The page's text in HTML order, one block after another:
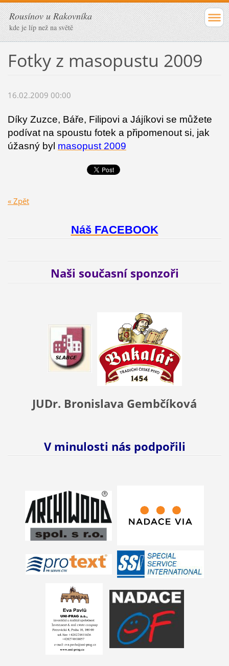
Rousínov u Rakovníka
kde je líp než na světě
Fotky z masopustu 2009
16.02.2009 00:00
Díky Zuzce, Báře, Filipovi a Jájíkovi se můžete
podívat na spoustu fotek a připomenout si, jak
úžasný byl masopust 2009
« Zpět
Náš FACEBOOK
Naši současní sponzoři
JUDr. Bronislava Gembčíková
V minulosti nás podpořili